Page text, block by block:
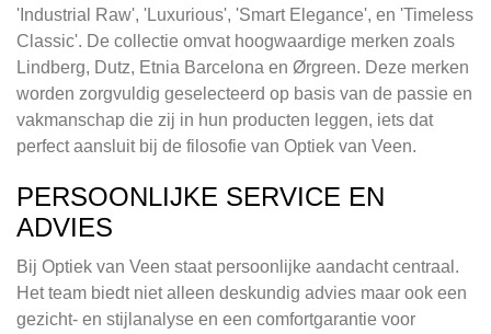
'Industrial Raw', 'Luxurious', 'Smart Elegance', en 'Timeless
Classic'. De collectie omvat hoogwaardige merken zoals
Lindberg, Dutz, Etnia Barcelona en Ørgreen. Deze merken
worden zorgvuldig geselecteerd op basis van de passie en
vakmanschap die zij in hun producten leggen, iets dat
perfect aansluit bij de filosofie van Optiek van Veen.
PERSOONLIJKE SERVICE EN
ADVIES
Bij Optiek van Veen staat persoonlijke aandacht centraal.
Het team biedt niet alleen deskundig advies maar ook een
gezicht- en stijlanalyse en een comfortgarantie voor